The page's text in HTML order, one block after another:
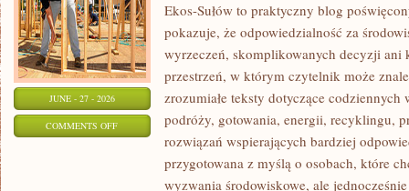
JUNE - 27 - 2026
COMMENTS OFFON
TECHNOLOGIE
Ekos-Sułów to praktyczny blog
pokazuje, że odpowiedzialność za
wyrzeczeń, skomplikowanych decyzji ani
przestrzeń, w którym czytelnik może
zrozumiałe teksty dotyczące
podróży, gotowania, energii, recyklingu,
rozwiązań wspierających bardziej
przygotowana z myślą o osobach, które
wyzwania środowiskowe, ale